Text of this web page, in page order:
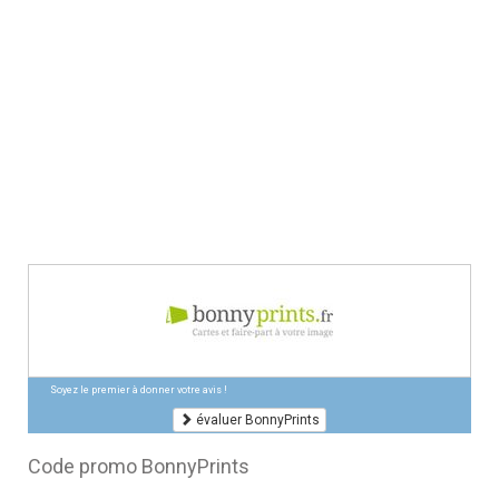
Soyez le premier à donner votre avis !
évaluer BonnyPrints
Code promo BonnyPrints